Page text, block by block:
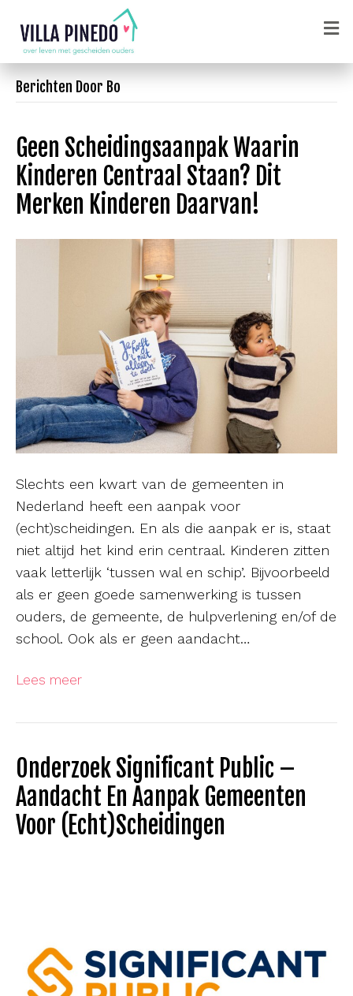
n
Berichten Door Bo
Geen Scheidingsaanpak Waarin
Kinderen Centraal Staan? Dit
Merken Kinderen Daarvan!
Slechts een kwart van de gemeenten in
Nederland heeft een aanpak voor
(echt)scheidingen. En als die aanpak er is, staat
niet altijd het kind erin centraal. Kinderen zitten
vaak letterlijk ‘tussen wal en schip’. Bijvoorbeeld
als er geen goede samenwerking is tussen
ouders, de gemeente, de hulpverlening en/of de
school. Ook als er geen aandacht…
Lees meer
Onderzoek Significant Public –
Aandacht En Aanpak Gemeenten
Voor (echt)scheidingen